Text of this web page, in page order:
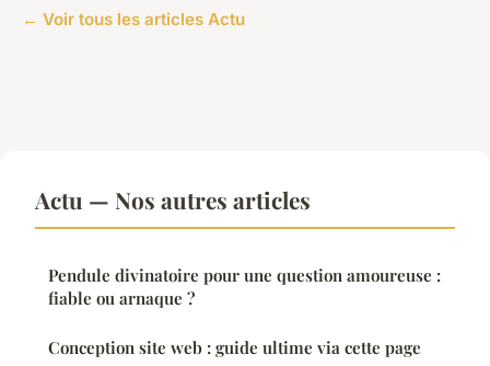
← Voir tous les articles Actu
Actu — Nos autres articles
Pendule divinatoire pour une question amoureuse :
fiable ou arnaque ?
Conception site web : guide ultime via cette page